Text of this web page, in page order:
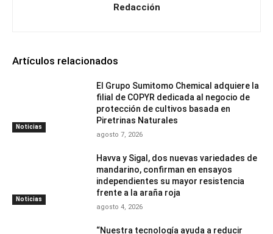
Redacción
Artículos relacionados
Noticias
El Grupo Sumitomo Chemical adquiere la
filial de COPYR dedicada al negocio de
protección de cultivos basada en
Piretrinas Naturales
agosto 7, 2026
Noticias
Havva y Sigal, dos nuevas variedades de
mandarino, confirman en ensayos
independientes su mayor resistencia
frente a la araña roja
agosto 4, 2026
“Nuestra tecnología ayuda a reducir